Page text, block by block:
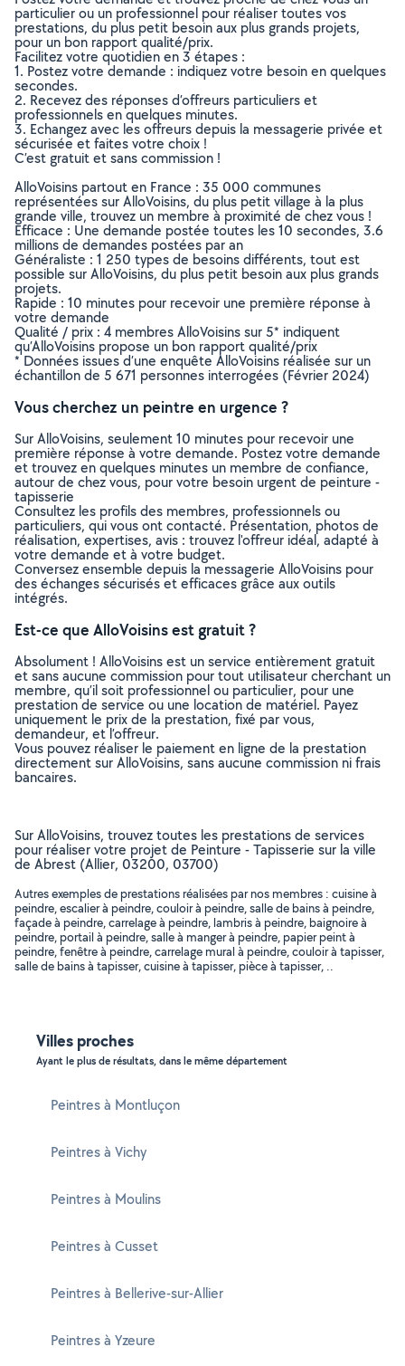
particulier ou un professionnel pour réaliser toutes vos
prestations, du plus petit besoin aux plus grands projets,
pour un bon rapport qualité/prix.
Facilitez votre quotidien en 3 étapes :
1. Postez votre demande : indiquez votre besoin en quelques
secondes.
2. Recevez des réponses d’offreurs particuliers et
professionnels en quelques minutes.
3. Echangez avec les offreurs depuis la messagerie privée et
sécurisée et faites votre choix !
C’est gratuit et sans commission !
AlloVoisins partout en France : 35 000 communes
représentées sur AlloVoisins, du plus petit village à la plus
grande ville, trouvez un membre à proximité de chez vous !
Efficace : Une demande postée toutes les 10 secondes, 3.6
millions de demandes postées par an
Généraliste : 1 250 types de besoins différents, tout est
possible sur AlloVoisins, du plus petit besoin aux plus grands
projets.
Rapide : 10 minutes pour recevoir une première réponse à
votre demande
Qualité / prix : 4 membres AlloVoisins sur 5* indiquent
qu’AlloVoisins propose un bon rapport qualité/prix
* Données issues d’une enquête AlloVoisins réalisée sur un
échantillon de 5 671 personnes interrogées (Février 2024)
Vous cherchez un peintre en urgence ?
Sur AlloVoisins, seulement 10 minutes pour recevoir une
première réponse à votre demande. Postez votre demande
et trouvez en quelques minutes un membre de confiance,
autour de chez vous, pour votre besoin urgent de peinture -
tapisserie
Consultez les profils des membres, professionnels ou
particuliers, qui vous ont contacté. Présentation, photos de
réalisation, expertises, avis : trouvez l'offreur idéal, adapté à
votre demande et à votre budget.
Conversez ensemble depuis la messagerie AlloVoisins pour
des échanges sécurisés et efficaces grâce aux outils
intégrés.
Est-ce que AlloVoisins est gratuit ?
Absolument ! AlloVoisins est un service entièrement gratuit
et sans aucune commission pour tout utilisateur cherchant un
membre, qu’il soit professionnel ou particulier, pour une
prestation de service ou une location de matériel. Payez
uniquement le prix de la prestation, fixé par vous,
demandeur, et l’offreur.
Vous pouvez réaliser le paiement en ligne de la prestation
directement sur AlloVoisins, sans aucune commission ni frais
bancaires.
Sur AlloVoisins, trouvez toutes les prestations de services
pour réaliser votre projet de Peinture - Tapisserie sur la ville
de Abrest (Allier, 03200, 03700)
Autres exemples de prestations réalisées par nos membres : cuisine à
peindre, escalier à peindre, couloir à peindre, salle de bains à peindre,
façade à peindre, carrelage à peindre, lambris à peindre, baignoire à
peindre, portail à peindre, salle à manger à peindre, papier peint à
peindre, fenêtre à peindre, carrelage mural à peindre, couloir à tapisser,
salle de bains à tapisser, cuisine à tapisser, pièce à tapisser, ..
Villes proches
Ayant le plus de résultats, dans le même département
Peintres à Montluçon
Peintres à Vichy
Peintres à Moulins
Peintres à Cusset
Peintres à Bellerive-sur-Allier
Peintres à Yzeure